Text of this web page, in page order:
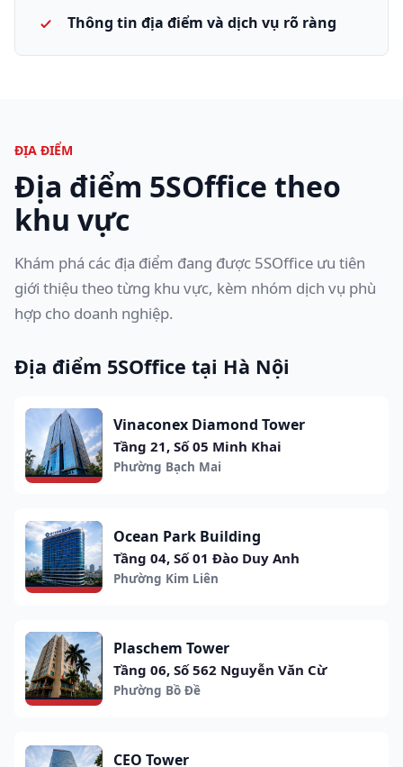
Thông tin địa điểm và dịch vụ rõ ràng
ĐỊA ĐIỂM
Địa điểm 5SOffice theo
khu vực
Khám phá các địa điểm đang được 5SOffice ưu tiên
giới thiệu theo từng khu vực, kèm nhóm dịch vụ phù
hợp cho doanh nghiệp.
Địa điểm 5SOffice tại Hà Nội
Vinaconex Diamond Tower
Tầng 21, Số 05 Minh Khai
Phường Bạch Mai
Ocean Park Building
Tầng 04, Số 01 Đào Duy Anh
Phường Kim Liên
Plaschem Tower
Tầng 06, Số 562 Nguyễn Văn Cừ
Phường Bồ Đề
CEO Tower